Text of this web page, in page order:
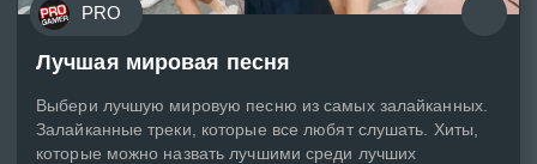
PRO
Лучшая мировая песня
Выбери лучшую мировую песню из самых залайканных.
Залайканные треки, которые все любят слушать. Хиты,
которые можно назвать лучшими среди лучших